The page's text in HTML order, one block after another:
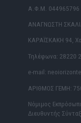
Α.Φ.Μ. 044965796
ΑΝΑΓΝΩΣΤΗ
ΚΑΡΑΪΣΚΑΚΗ 94,
Τηλέφωνα: 28220
e-mail:
ΑΡΙΘΜΟΣ ΓΕΜΗ:
Νόμιμος
Διευθυντής